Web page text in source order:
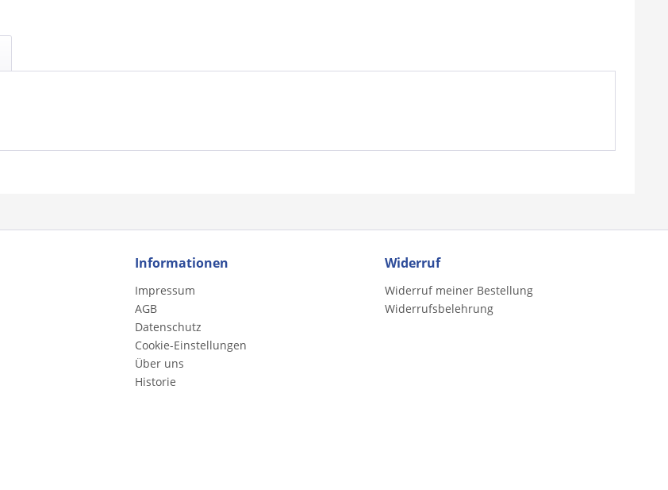
Informationen
Impressum
AGB
Datenschutz
Cookie-Einstellungen
Über uns
Historie
Widerruf
Widerruf meiner Bestellung
Widerrufsbelehrung